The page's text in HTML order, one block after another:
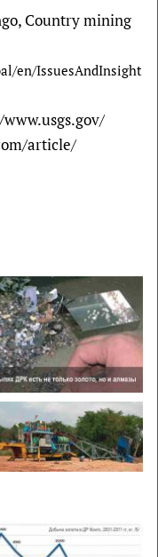
Country mining
en/IssuesAndInsight
article/